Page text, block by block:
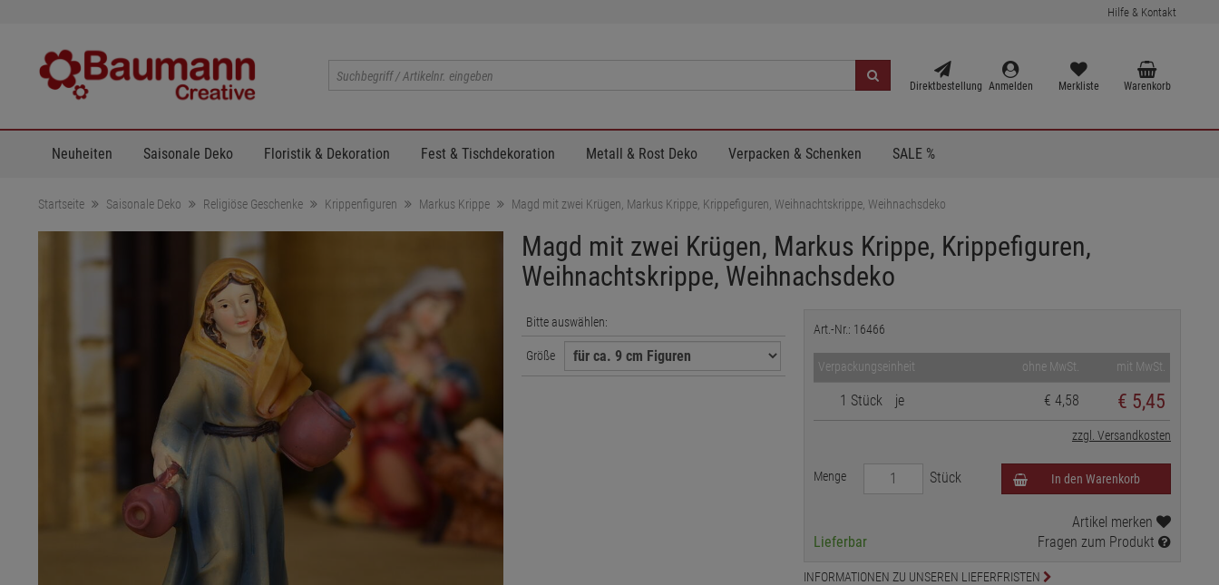
Hilfe & Kontakt
Direktbestellung Anmelden Merkliste Warenkorb
Neuheiten Saisonale Deko Floristik & Dekoration Fest & Tischdekoration Metall & Rost Deko Verpacken & Schenken SALE %
Startseite Saisonale Deko Religiöse Geschenke Krippenfiguren Markus Krippe Magd mit zwei Krügen, Markus Krippe, Krippefiguren, Weihnachtskrippe, Weihnachsdeko
Magd mit zwei Krügen, Markus Krippe, Krippefiguren,
Weihnachtskrippe, Weihnachsdeko
Bitte auswählen:
Größe
Art.-Nr.: 16466
Verpackungseinheit ohne MwSt. mit MwSt.
1 Stück je € 4,58 € 5,45
zzgl. Versandkosten
Menge Stück In den Warenkorb
Lieferbar
Artikel merken
Fragen zum Produkt
INFORMATIONEN ZU UNSEREN LIEFERFRISTEN